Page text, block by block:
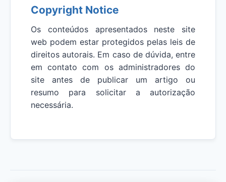
Copyright Notice
Os conteúdos apresentados neste site
web podem estar protegidos pelas leis de
direitos autorais. Em caso de dúvida, entre
em contato com os administradores do
site antes de publicar um artigo ou
resumo para solicitar a autorização
necessária.